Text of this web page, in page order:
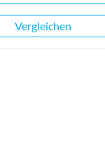
Vergleichen